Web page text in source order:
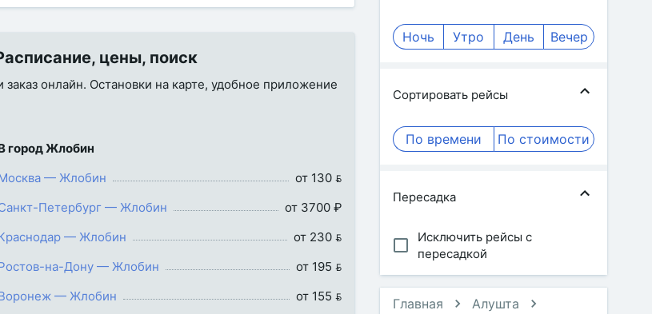
цены, поиск
онлайн. Остановки на карте, удобное приложение
город Жлобин
— Жлобин
от 130 
Петербург — Жлобин
от 3700 ₽
— Жлобин
от 230 
на-Дону — Жлобин
от 195 
— Жлобин
от 155 
Ночь Утро День Вечер
Сортировать рейсы
По времени По стоимости
Пересадка
Исключить рейсы с
пересадкой
Главная
Алушта